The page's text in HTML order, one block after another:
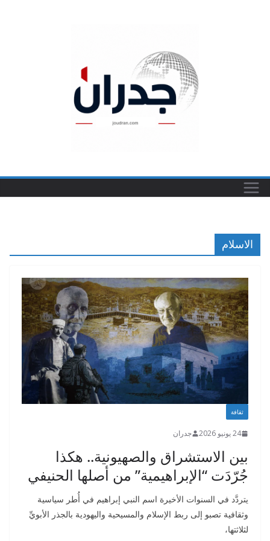
الاسلام
ثقافة
24 يونيو 2026 جدران
بين الاستشراق والصهيونية.. هكذا
جُرّدَت “الإبراهيمية” من أصلها الحنيفي
يتردَّد في السنوات الأخيرة اسم النبي إبراهيم في أُطر سياسية
وثقافية تصبو إلى ربط الإسلام والمسيحية واليهودية بالجذر الأبويِّ
لثلاثتها،